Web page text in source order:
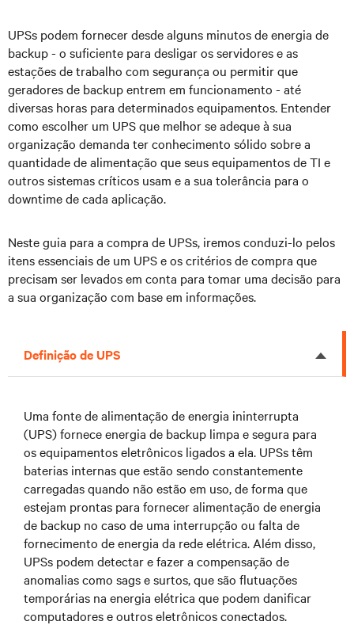
UPSs podem fornecer desde alguns minutos de energia de
backup - o suficiente para desligar os servidores e as
estações de trabalho com segurança ou permitir que
geradores de backup entrem em funcionamento - até
diversas horas para determinados equipamentos. Entender
como escolher um UPS que melhor se adeque à sua
organização demanda ter conhecimento sólido sobre a
quantidade de alimentação que seus equipamentos de TI e
outros sistemas críticos usam e a sua tolerância para o
downtime de cada aplicação.
Neste guia para a compra de UPSs, iremos conduzi-lo pelos
itens essenciais de um UPS e os critérios de compra que
precisam ser levados em conta para tomar uma decisão para
a sua organização com base em informações.
Definição de UPS
Uma fonte de alimentação de energia ininterrupta
(UPS) fornece energia de backup limpa e segura para
os equipamentos eletrônicos ligados a ela. UPSs têm
baterias internas que estão sendo constantemente
carregadas quando não estão em uso, de forma que
estejam prontas para fornecer alimentação de energia
de backup no caso de uma interrupção ou falta de
fornecimento de energia da rede elétrica. Além disso,
UPSs podem detectar e fazer a compensação de
anomalias como sags e surtos, que são flutuações
temporárias na energia elétrica que podem danificar
computadores e outros eletrônicos conectados.